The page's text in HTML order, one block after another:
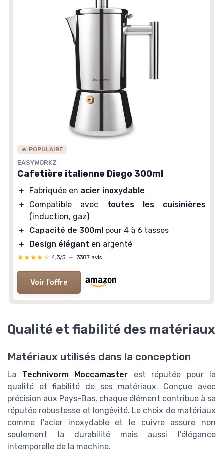
🔥 POPULAIRE
EASYWORKZ
Cafetière italienne Diego 300ml
＋ Fabriquée en acier inoxydable
＋
Compatible avec toutes les cuisinières
(induction, gaz)
＋
Capacité de 300ml pour 4 à 6 tasses
＋
Design élégant en argenté
★★★★★
★★★★★ 4,3/5 — 3387 avis
Voir l'offre
Qualité et fiabilité des matériaux
Matériaux utilisés dans la conception
La Technivorm Moccamaster est réputée pour la
qualité et fiabilité de ses matériaux. Conçue avec
précision aux Pays-Bas, chaque élément contribue à sa
réputée robustesse et longévité. Le choix de matériaux
comme l'acier inoxydable et le cuivre assure non
seulement la durabilité mais aussi l'élégance
intemporelle de la machine.